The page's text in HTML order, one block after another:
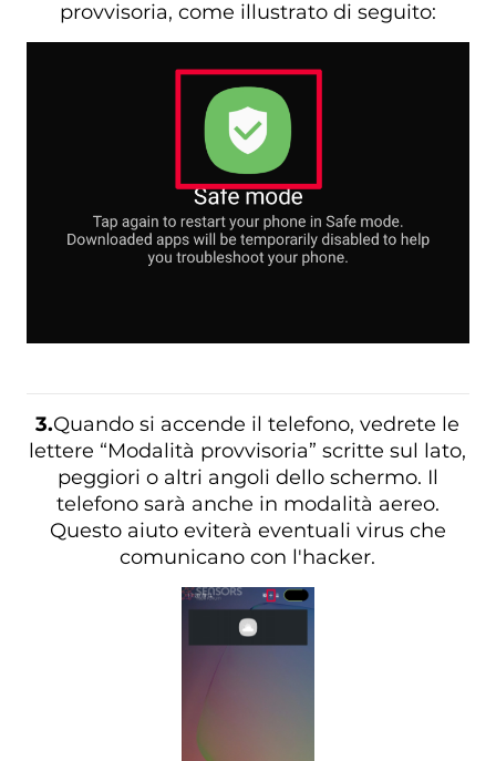
provvisoria, come illustrato di seguito:
3.Quando si accende il telefono, vedrete le
lettere “Modalità provvisoria” scritte sul lato,
peggiori o altri angoli dello schermo. Il
telefono sarà anche in modalità aereo.
Questo aiuto eviterà eventuali virus che
comunicano con l'hacker.